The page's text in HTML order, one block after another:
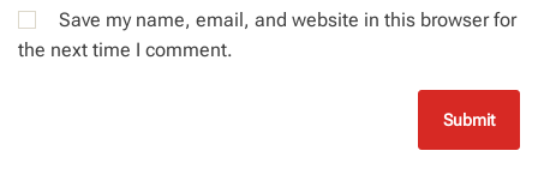
Save my name, email, and website in this browser for
the next time I comment.